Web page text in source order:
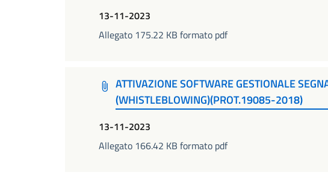
13-11-2023
Allegato 175.22 KB formato pdf
ATTIVAZIONE SOFTWARE GESTIONALE
(WHISTLEBLOWING)(PROT.19085-2018)
13-11-2023
Allegato 166.42 KB formato pdf